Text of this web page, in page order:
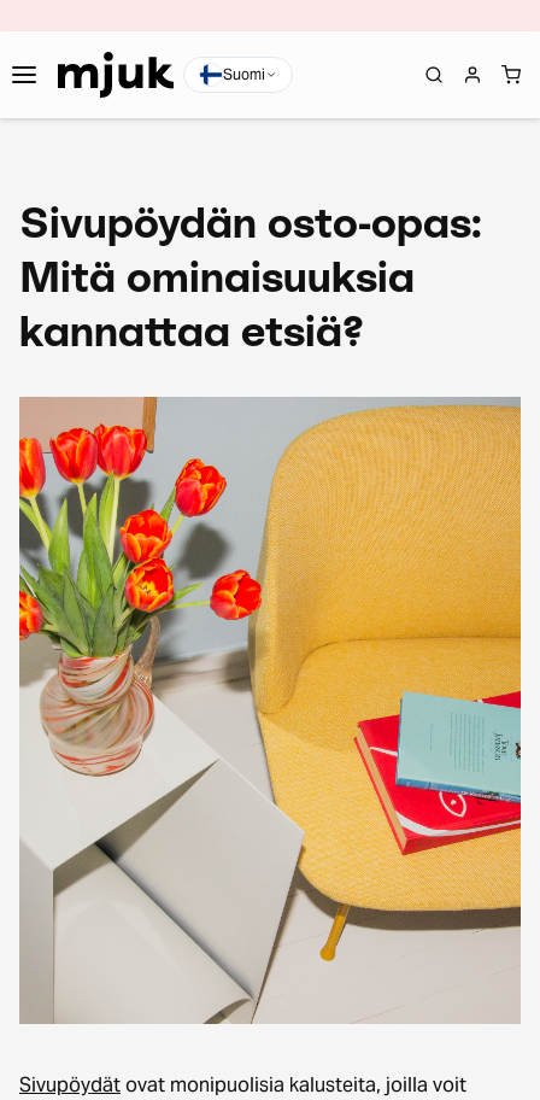
Suomi
Sivupöydän osto-opas:
Mitä ominaisuuksia
kannattaa etsiä?
Sivupöydätovat monipuolisia kalusteita, joilla voit